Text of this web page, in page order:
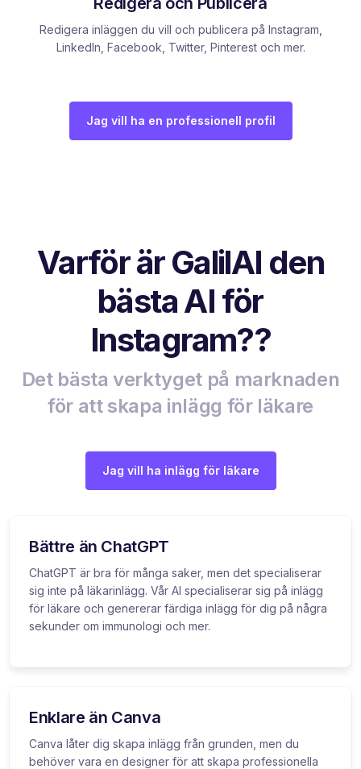
Redigera inläggen du vill och publicera på Instagram,
LinkedIn, Facebook, Twitter, Pinterest och mer.
Jag vill ha en professionell profil
Varför är GalilAI den
bästa AI för
Instagram??
Det bästa verktyget på marknaden
för att skapa inlägg för läkare
Jag vill ha inlägg för läkare
Bättre än ChatGPT
ChatGPT är bra för många saker, men det specialiserar
sig inte på läkarinlägg. Vår AI specialiserar sig på inlägg
för läkare och genererar färdiga inlägg för dig på några
sekunder om immunologi och mer.
Enklare än Canva
Canva låter dig skapa inlägg från grunden, men du
behöver vara en designer för att skapa professionella